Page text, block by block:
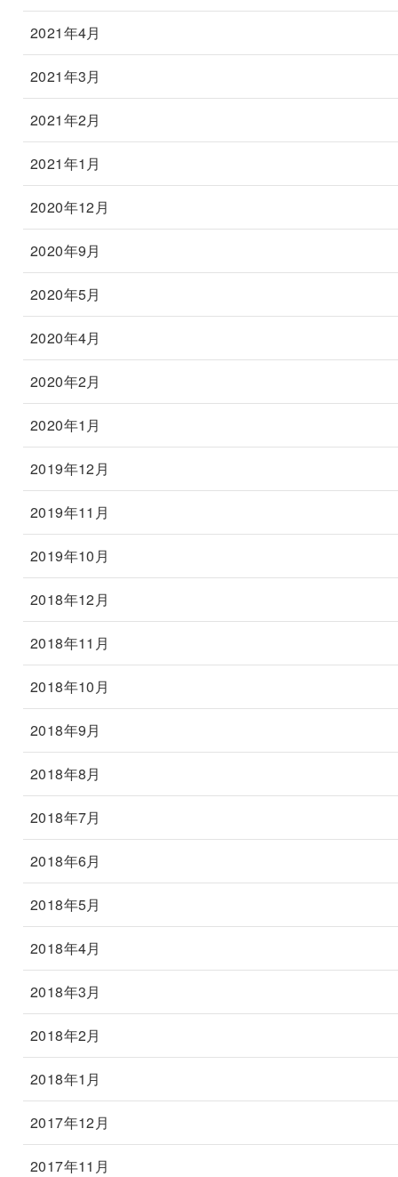
2021年4月
2021年3月
2021年2月
2021年1月
2020年12月
2020年9月
2020年5月
2020年4月
2020年2月
2020年1月
2019年12月
2019年11月
2019年10月
2018年12月
2018年11月
2018年10月
2018年9月
2018年8月
2018年7月
2018年6月
2018年5月
2018年4月
2018年3月
2018年2月
2018年1月
2017年12月
2017年11月